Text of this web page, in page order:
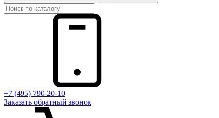
+7 (495) 790-20-10
Заказать обратный звонок